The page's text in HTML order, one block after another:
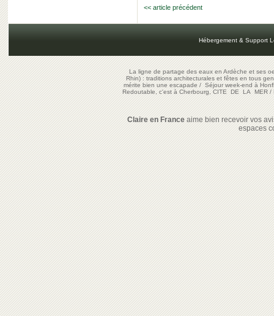
<< article précédent
Hébergement & Support
La ligne de partage des eaux en Ardèche et ses
Rhin) : traditions architecturales et fêtes en tous
mérite bien une escapade/Séjour week-end à
Redoutable, c'est à Cherbourg, CITE DE LA MER/
Claire en Franceaime bien recevoir vos
espaces